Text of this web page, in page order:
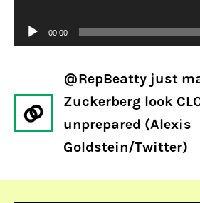
00:00
@RepBeatty just
Zuckerberg look
unprepared (Alexis
Goldstein/Twitter)